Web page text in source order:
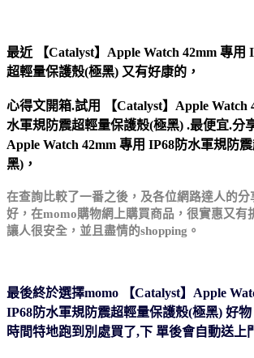
最近 【Catalyst】Apple Watch 42mm 專用
超輕量保護殼(極黑) 又有好康的，
心得文開箱.試用 【Catalyst】Apple Watch
水軍規防震超輕量保護殼(極黑) .最便宜.分
Apple Watch 42mm 專用 IP68防水軍規防
黑)，
在查詢比較了一番之後，及各位網路達人的分
好，在momo購物網上購買商品，很實惠又有
讓人很安全，並且盡情的shopping。
最後終於選擇momo 【Catalyst】Apple
IP68防水軍規防震超輕量保護殼(極黑) 好物
時間特地跑到別處買了,下 單後會自動送上